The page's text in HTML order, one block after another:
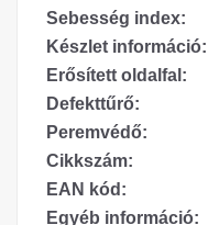
Sebesség index:
Készlet információ:
Erősített oldalfal:
Defekttűrő:
Peremvédő:
Cikkszám:
EAN kód:
Egyéb információ: